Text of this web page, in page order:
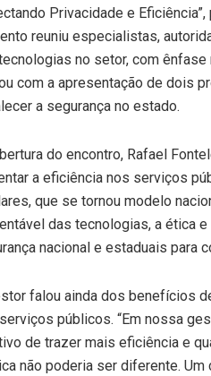
Privacidade e
reuniu especialistas,
no setor, com ênfase
com a apresentação de dois
a segurança no estado.
do encontro, Rafael
a eficiência nos serviços
que se tornou modelo
das tecnologias, a ética
nacional e estaduais para
falou ainda dos benefícios
públicos. “Em nossa
de trazer mais eficiência e
não poderia ser diferente.